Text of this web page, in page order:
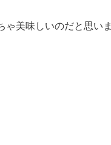
ゃ美味しいのだと思いま